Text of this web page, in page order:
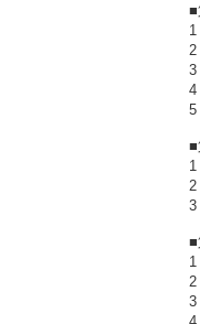
■
3
4
5
■
3
■
3